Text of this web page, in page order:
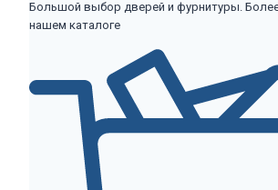
Большой выбор дверей и фурнитуры.
нашем каталоге